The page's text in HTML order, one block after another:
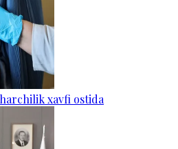
xavfi ostida